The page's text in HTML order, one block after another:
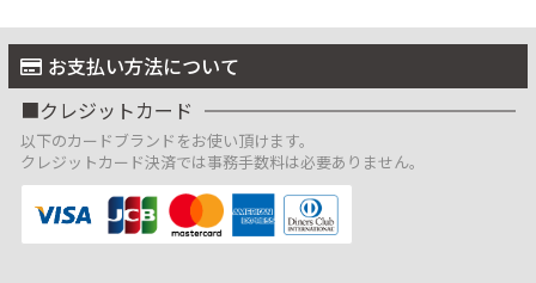
お支払い方法について
クレジットカード
以下のカードブランドをお使い頂けます。
クレジットカード決済では事務手数料は必要ありません。